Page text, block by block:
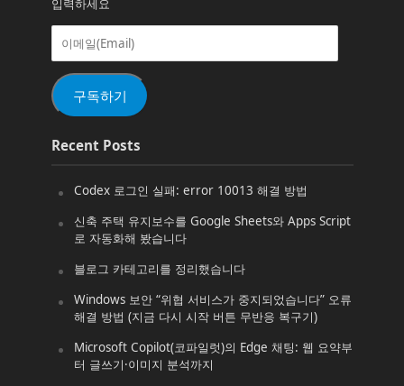
입력하세요
이
일
(Email)
구독하기
Recent Posts
Codex 로그인 실패: error 10013 해결 방법
신축 주택 유지보수를 Google Sheets와 Apps Script
로 자동화해 봤습니다
블로그 카테고리를 정리했습니다
Windows 보안 “위협 서비스가 중지되었습니다” 오류
해결 방법 (지금 다시 시작 버튼 무반응 복구기)
Microsoft Copilot(코파일럿)의 Edge 채팅: 웹 요약부
터 글쓰기·이미지 분석까지